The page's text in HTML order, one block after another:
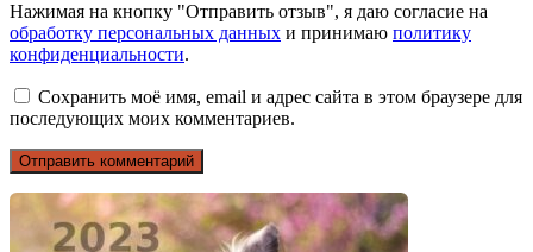
Нажимая на кнопку "Отправить отзыв", я даю согласие на
обработку персональных данных и принимаю политику
конфиденциальности.
Сохранить моё имя, email и адрес сайта в этом браузере для
последующих моих комментариев.